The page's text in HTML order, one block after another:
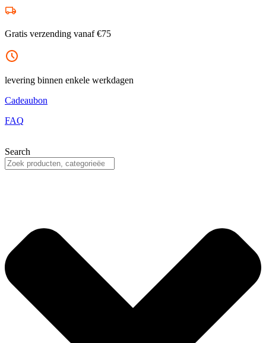
Ga
de
Gratis verzending vanaf €75
levering binnen enkele werkdagen
Cadeaubon
FAQ
Search